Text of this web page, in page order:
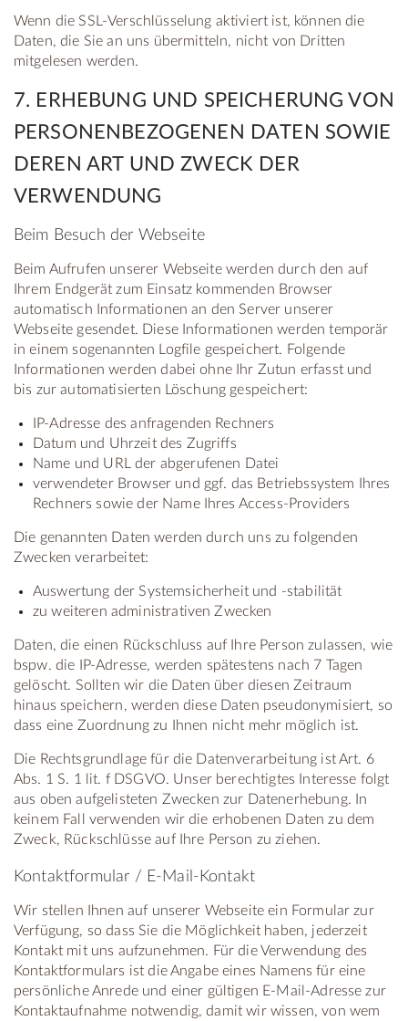
Wenn die SSL-Verschlüsselung aktiviert ist, können die
Daten, die Sie an uns übermitteln, nicht von Dritten
mitgelesen werden.
7. ERHEBUNG UND SPEICHERUNG VON
PERSONENBEZOGENEN DATEN SOWIE
DEREN ART UND ZWECK DER
VERWENDUNG
Beim Besuch der Webseite
Beim Aufrufen unserer Webseite werden durch den auf
Ihrem Endgerät zum Einsatz kommenden Browser
automatisch Informationen an den Server unserer
Webseite gesendet. Diese Informationen werden temporär
in einem sogenannten Logfile gespeichert. Folgende
Informationen werden dabei ohne Ihr Zutun erfasst und
bis zur automatisierten Löschung gespeichert:
IP-Adresse des anfragenden Rechners
Datum und Uhrzeit des Zugriffs
Name und URL der abgerufenen Datei
verwendeter Browser und ggf. das Betriebssystem Ihres
Rechners sowie der Name Ihres Access-Providers
Die genannten Daten werden durch uns zu folgenden
Zwecken verarbeitet:
Auswertung der Systemsicherheit und -stabilität
zu weiteren administrativen Zwecken
Daten, die einen Rückschluss auf Ihre Person zulassen, wie
bspw. die IP-Adresse, werden spätestens nach 7 Tagen
gelöscht. Sollten wir die Daten über diesen Zeitraum
hinaus speichern, werden diese Daten pseudonymisiert, so
dass eine Zuordnung zu Ihnen nicht mehr möglich ist.
Die Rechtsgrundlage für die Datenverarbeitung ist Art. 6
Abs. 1 S. 1 lit. f DSGVO. Unser berechtigtes Interesse folgt
aus oben aufgelisteten Zwecken zur Datenerhebung. In
keinem Fall verwenden wir die erhobenen Daten zu dem
Zweck, Rückschlüsse auf Ihre Person zu ziehen.
Kontaktformular / E-Mail-Kontakt
Wir stellen Ihnen auf unserer Webseite ein Formular zur
Verfügung, so dass Sie die Möglichkeit haben, jederzeit
Kontakt mit uns aufzunehmen. Für die Verwendung des
Kontaktformulars ist die Angabe eines Namens für eine
persönliche Anrede und einer gültigen E-Mail-Adresse zur
Kontaktaufnahme notwendig, damit wir wissen, von wem